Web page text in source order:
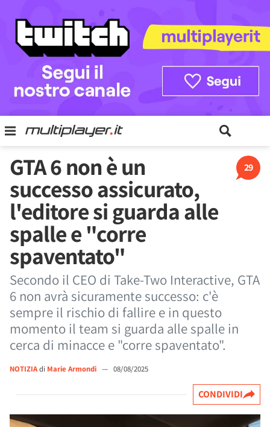
29
GTA 6 non è un
successo assicurato,
l'editore si guarda alle
spalle e "corre
spaventato"
Secondo il CEO di Take-Two Interactive, GTA
6 non avrà sicuramente successo: c'è
sempre il rischio di fallire e in questo
momento il team si guarda alle spalle in
cerca di minacce e "corre spaventato".
NOTIZIAdi Marie Armondi — 08/08/2025
CONDIVIDI